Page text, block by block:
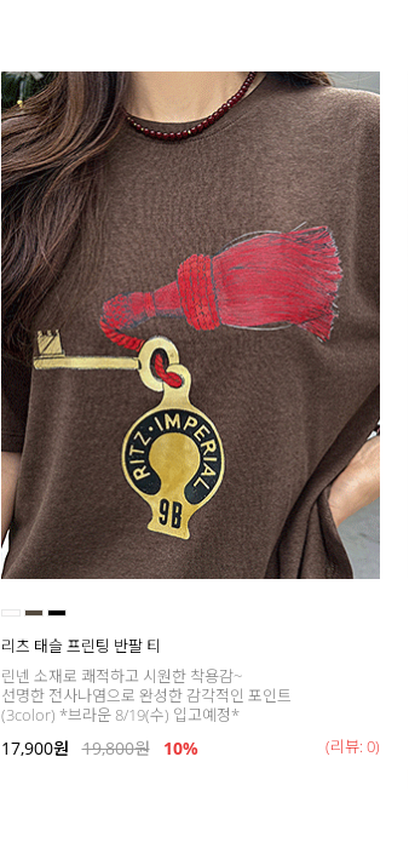
리츠 태슬 프린팅 반팔 티
린넨 소재로 쾌적하고 시원한 착용감~
선명한 전사나염으로 완성한 감각적인 포인트
(3color) *브라운 8/19(수) 입고예정*
17,900원 19,800원 10% (리뷰: 0)